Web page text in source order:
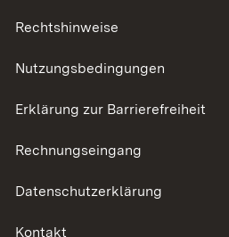
Rechtshinweise
Nutzungsbedingungen
Erklärung zur Barrierefreiheit
Rechnungseingang
Datenschutzerklärung
Kontakt